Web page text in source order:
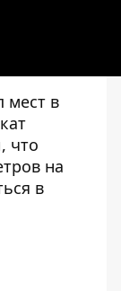
мест в
что
на
в